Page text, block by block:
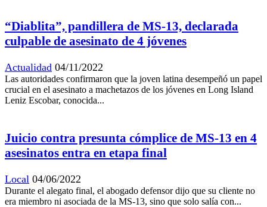
“Diablita”, pandillera de MS-13, declarada
culpable de asesinato de 4 jóvenes
Actualidad 04/11/2022
Las autoridades confirmaron que la joven latina desempeñó un papel
crucial en el asesinato a machetazos de los jóvenes en Long Island
Leniz Escobar, conocida...
Juicio contra presunta cómplice de MS-13 en 4
asesinatos entra en etapa final
Local 04/06/2022
Durante el alegato final, el abogado defensor dijo que su cliente no
era miembro ni asociada de la MS-13, sino que solo salía con...